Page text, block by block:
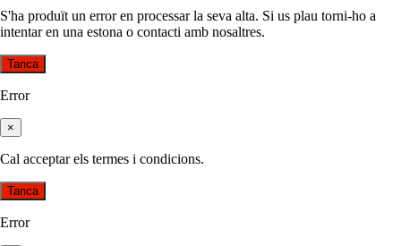
S'ha produït un error en processar la seva alta. Si us plau torni-ho a
intentar en una estona o contacti amb nosaltres.
Tanca
Error
×
Cal acceptar els termes i condicions.
Tanca
Error